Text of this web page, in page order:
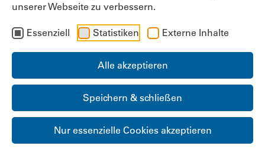
unserer Webseite zu verbessern.
Essenziell Statistiken Externe Inhalte
Alle akzeptieren
Speichern & schließen
Nur essenzielle Cookies akzeptieren
Meurer zu BEEP:
„Dieses Gesetz schafft
keinen einzigen
Heimplatz und keine
ambulanten
Kapazitäten.“